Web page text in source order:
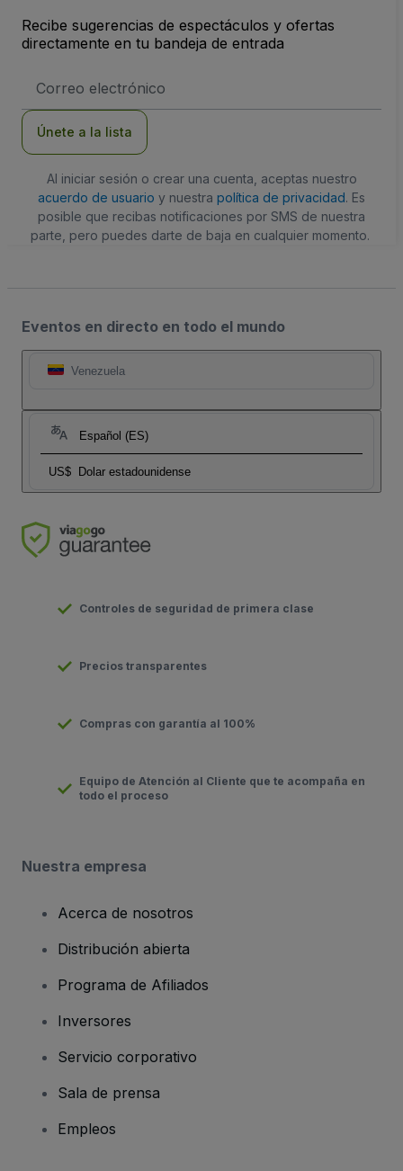
Recibe sugerencias de espectáculos y ofertas
directamente en tu bandeja de entrada
de
Únete a la lista
Al iniciar sesión o crear una cuenta, aceptas nuestro
acuerdo de usuario y nuestra política de privacidad. Es
posible que recibas notificaciones por SMS de nuestra
parte, pero puedes darte de baja en cualquier momento.
Eventos en directo en todo el mundo
Venezuela
Español (ES)
US$ Dolar estadounidense
Controles de seguridad de primera clase
Precios transparentes
Compras con garantía al 100%
Equipo de Atención al Cliente que te acompaña en
todo el proceso
Nuestra empresa
Acerca de nosotros
Distribución abierta
Programa de Afiliados
Inversores
Servicio corporativo
Sala de prensa
Empleos